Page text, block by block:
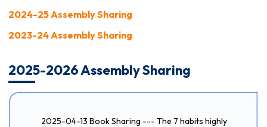
Student
Admissions
2024-25 Assembly Sharing
2023-24 Assembly Sharing
2025-2026 Assembly Sharing
2025-04-13 Book Sharing --- The 7 habits highly